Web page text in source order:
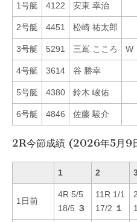
1号艇 4122 安東 幸治
2号艇 4451 松崎 祐太郎
3号艇 5291 三嶌 こころ W
4号艇 3614 谷 勝幸
5号艇 4380 鈴木 峻佑
6号艇 4846 佐藤 駿介
2R今節成績 (2026年5月9
1 2
1日前
4R 5/5
18/5 ３
11R 1/1
17/2 １